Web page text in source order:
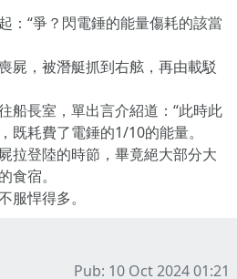
：“爭？閃電錘的能量傷耗的該當
屍，被潛艇抓到右舷，再由載駁
船長室，單出言介紹道：“此時此
既耗費了電錘的1/10的能量。
拉登陸的時節，畢竟絕大部分大
食宿。
服悍得多。
Pub: 10 Oct 2024 01:21